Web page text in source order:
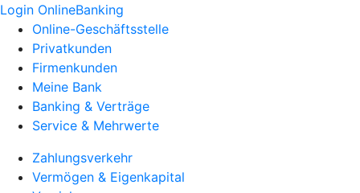
Login OnlineBanking
Online-Geschäftsstelle
Privatkunden
Firmenkunden
Meine Bank
Banking & Verträge
Service & Mehrwerte
Zahlungsverkehr
Vermögen & Eigenkapital